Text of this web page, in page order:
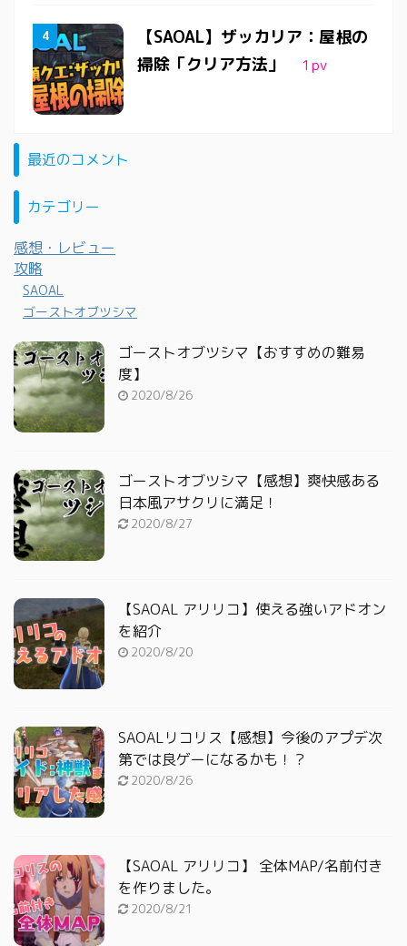
【SAOAL】ザッカリア：屋根の
掃除「クリア方法」
1 pv
最近のコメント
カテゴリー
感想・レビュー
攻略
SAOAL
ゴーストオブツシマ
ゴーストオブツシマ【おすすめの難易
度】
2020/8/26
ゴーストオブツシマ【感想】爽快感ある
日本風アサクリに満足！
2020/8/27
【SAOAL アリリコ】使える強いアドオン
を紹介
2020/8/20
SAOALリコリス【感想】今後のアプデ次
第では良ゲーになるかも！？
2020/8/26
【SAOAL アリリコ】 全体MAP/名前付き
を作りました。
2020/8/21